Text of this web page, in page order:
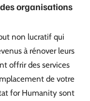
organisations
non lucratif qui
à rénover leurs
offrir des services
de votre
for Humanity sont